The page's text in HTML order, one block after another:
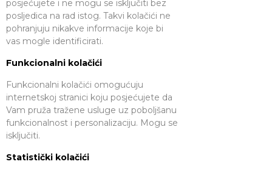
posjećujete i ne mogu se isključiti bez
posljedica na rad istog. Takvi kolačići ne
pohranjuju nikakve informacije koje bi
vas mogle identificirati.
Funkcionalni kolačići
Funkcionalni kolačići omogućuju
internetskoj stranici koju posjećujete da
Vam pruža tražene usluge uz poboljšanu
funkcionalnost i personalizaciju. Mogu se
isključiti.
Statistički kolačići